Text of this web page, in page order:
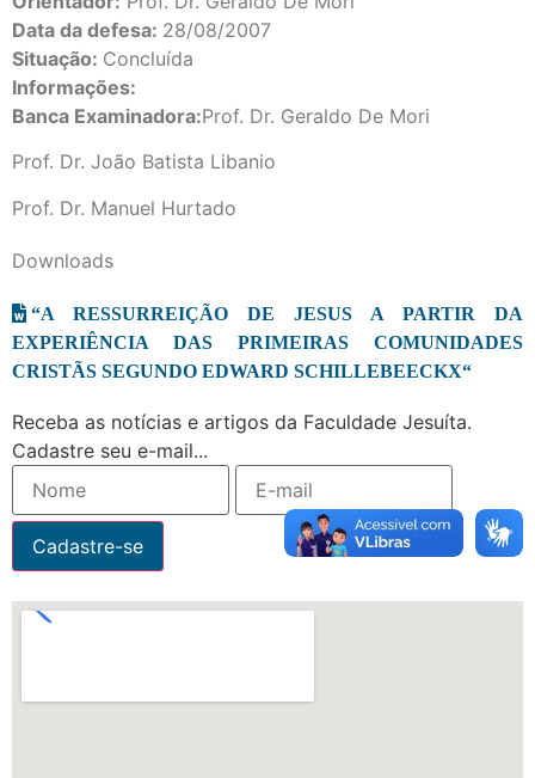
Data da defesa: 28/08/2007
Situação: Concluída
Informações:
Banca Examinadora:Prof. Dr. Geraldo De Mori
Prof. Dr. João Batista Libanio
Prof. Dr. Manuel Hurtado
Downloads
“A RESSURREIÇÃO DE JESUS A PARTIR DA
EXPERIÊNCIA DAS PRIMEIRAS COMUNIDADES
CRISTÃS SEGUNDO EDWARD SCHILLEBEECKX“
Receba as notícias e artigos da Faculdade Jesuíta.
Cadastre seu e-mail...